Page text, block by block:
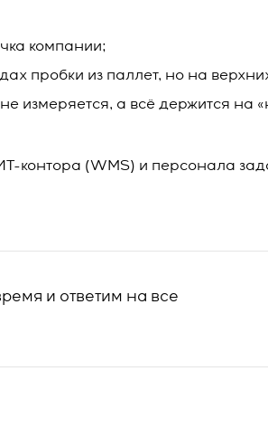
компании;
пробки из паллет, но на
измеряется, а всё держится на
контора (WMS) и персонала
и ответим на все